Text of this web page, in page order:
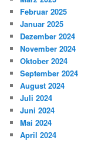
Februar 2025
Januar 2025
Dezember 2024
November 2024
Oktober 2024
September 2024
August 2024
Juli 2024
Juni 2024
Mai 2024
April 2024